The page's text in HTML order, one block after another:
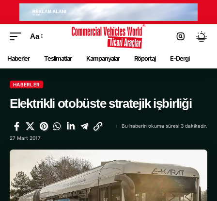
Aa
Haberler Teslimatlar Kampanyalar Röportaj E-Dergi
HABERLER
Elektrikli otobüste stratejik işbirliği
27 Mart 2017
Bu haberin okuma süresi 3 dakikadır.